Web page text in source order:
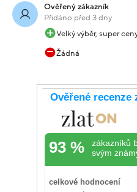
Ověřený zákazník
Přidáno před 3 dny
Velký výběr, super
Žádná